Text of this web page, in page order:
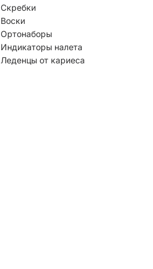
Скребки
Воски
Ортонаборы
Индикаторы налета
Леденцы от кариеса